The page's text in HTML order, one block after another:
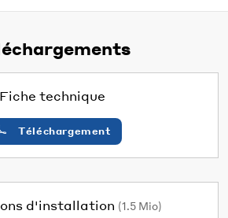
Fiche technique
Téléchargement
d'installation (1.5 Mio)